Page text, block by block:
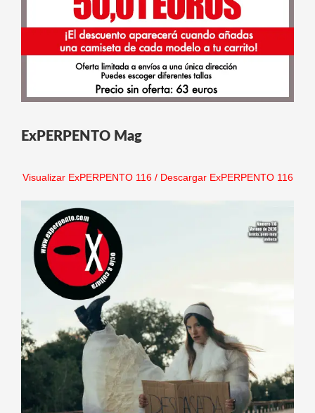
ExPERPENTO Mag
Visualizar ExPERPENTO 116/ Descargar ExPERPENTO 116